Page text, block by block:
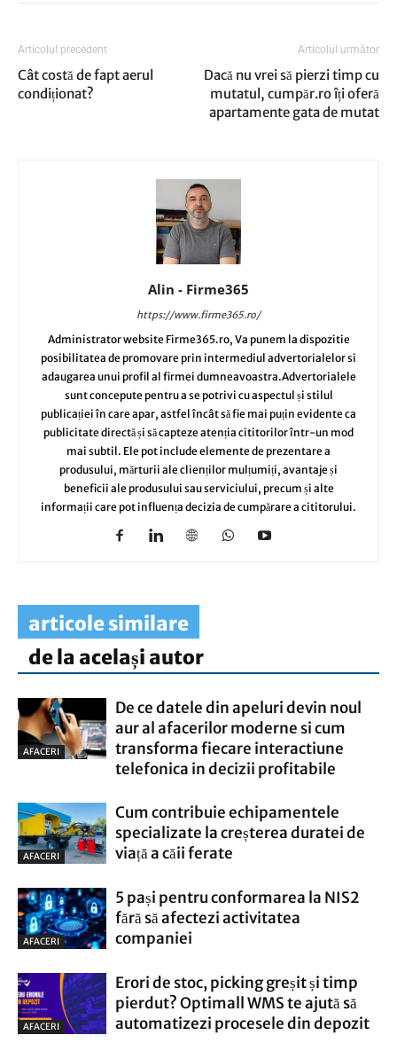
Articolul precedent
Cât costă de fapt aerul
condiționat?
Articolul următor
Dacă nu vrei să pierzi timp cu
mutatul, cumpăr.ro îți oferă
apartamente gata de mutat
Alin - Firme365
https://www.firme365.ro/
Administrator website Firme365.ro, Va punem la dispozitie
posibilitatea de promovare prin intermediul advertorialelor si
adaugarea unui profil al firmei dumneavoastra.Advertorialele
sunt concepute pentru a se potrivi cu aspectul și stilul
publicației în care apar, astfel încât să fie mai puțin evidente ca
publicitate directă și să capteze atenția cititorilor într-un mod
mai subtil. Ele pot include elemente de prezentare a
produsului, mărturii ale clienților mulțumiți, avantaje și
beneficii ale produsului sau serviciului, precum și alte
informații care pot influența decizia de cumpărare a cititorului.
articole similare
de la același autor
AFACERI
De ce datele din apeluri devin noul
aur al afacerilor moderne si cum
transforma fiecare interactiune
telefonica in decizii profitabile
AFACERI
Cum contribuie echipamentele
specializate la creșterea duratei de
viață a căii ferate
AFACERI
5 pași pentru conformarea la NIS2
fără să afectezi activitatea
companiei
AFACERI
Erori de stoc, picking greșit și timp
pierdut? Optimall WMS te ajută să
automatizezi procesele din depozit